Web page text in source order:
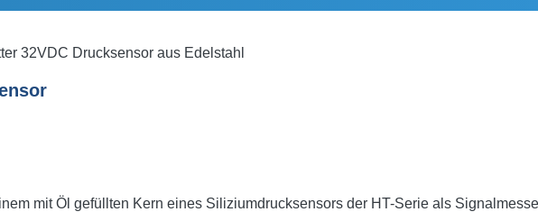
32VDC Drucksensor aus Edelstahl
mit Öl gefüllten Kern eines Siliziumdrucksensors der HT-Serie als